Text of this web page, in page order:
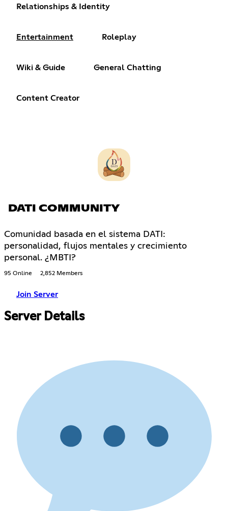
Relationships & Identity
Entertainment Roleplay
Wiki & Guide General Chatting
Content Creator
DATI COMMUNITY
Comunidad basada en el sistema DATI:
personalidad, flujos mentales y crecimiento
personal. ¿MBTI?
95 Online 2,852 Members
Join Server
Server Details